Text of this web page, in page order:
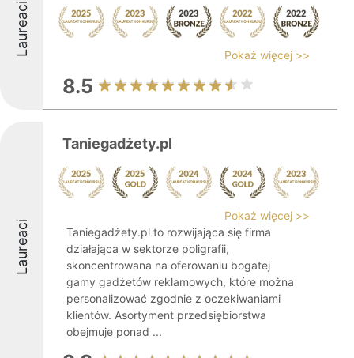
Laureaci Pokaż więcej >>
8.5
Laureaci
Taniegadżety.pl
Pokaż więcej >>
Taniegadżety.pl to rozwijająca się firma
działająca w sektorze poligrafii,
skoncentrowana na oferowaniu bogatej
gamy gadżetów reklamowych, które można
personalizować zgodnie z oczekiwaniami
klientów. Asortyment przedsiębiorstwa
obejmuje ponad ...